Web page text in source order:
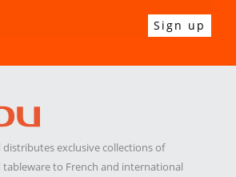
exclusive collections of
to French and international